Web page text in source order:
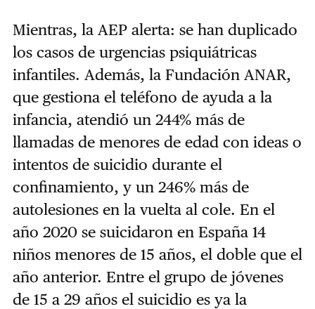
Mientras, la AEP alerta: se han duplicado
los casos de urgencias psiquiátricas
infantiles. Además, la Fundación ANAR,
que gestiona el teléfono de ayuda a la
infancia, atendió un 244% más de
llamadas de menores de edad con ideas o
intentos de suicidio durante el
confinamiento, y un 246% más de
autolesiones en la vuelta al cole. En el
año 2020 se suicidaron en España 14
niños menores de 15 años, el doble que el
año anterior. Entre el grupo de jóvenes
de 15 a 29 años el suicidio es ya la